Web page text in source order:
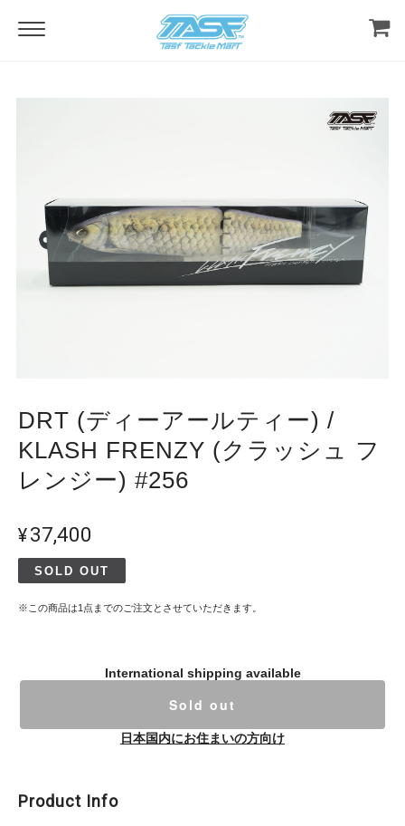
DRT (ディーアールティー) /
KLASH FRENZY (クラッシュ フ
レンジー) #256
¥37,400
SOLD OUT
※この商品は1点までのご注文とさせていただきます。
International shipping available
Sold out
日本国内にお住まいの方向け
Product Info